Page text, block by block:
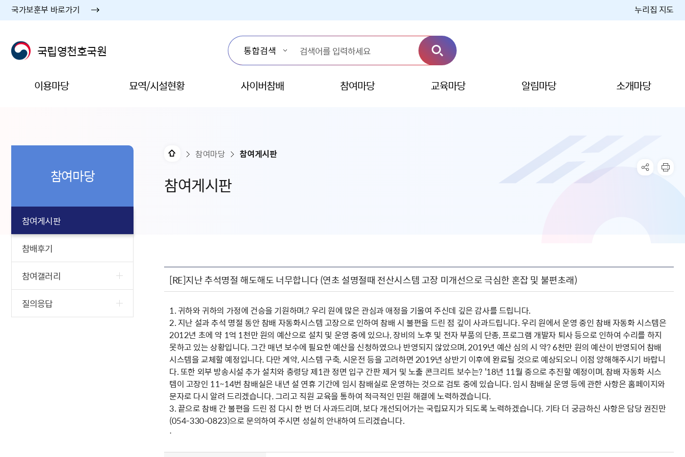
국가보훈부 바로가기 누리집 지도
국립영천호국원
이용마당 묘역/시설현황 사이버참배 참여마당 교육마당 알림마당 소개마당
참여게시판
참여마당 참여게시판
참여마당
참여게시판
참배후기
참여갤러리
질의응답
[RE]지난 추석명절 해도해도 너무합니다 (연초 설명절때 전산시스템 고장 미개선으로 극심한 혼잡 및 불편초래)
1. 귀하와 귀하의 가정에 건승을 기원하며,? 우리 원에 많은 관심과 애정을 기울여 주신데 깊은 감사를 드립니다.
2. 지난 설과 추석 명절 동안 참배 자동화시스템 고장으로 인하여 참배 시 불편을 드린 점 깊이 사과드립니다. 우리 원에서 운영 중인 참배 자동화 시스템은
2012년 초에 약 1억 1천만 원의 예산으로 설치 및 운영 중에 있으나, 장비의 노후 및 전자 부품의 단종, 프로그램 개발자 퇴사 등으로 인하여 수리를 하지
못하고 있는 상황입니다. 그간 매년 보수에 필요한 예산을 신청하였으나 반영되지 않았으며, 2019년 예산 심의 시 약? 6천만 원의 예산이 반영되어 참배
시스템을 교체할 예정입니다. 다만 계약, 시스템 구축, 시운전 등을 고려하면 2019년 상반기 이후에 완료될 것으로 예상되오니 이점 양해해주시기 바랍니
다. 또한 외부 방송시설 추가 설치와 충령당 제1관 정면 입구 간판 제거 및 노출 콘크리트 보수는? '18년 11월 중으로 추진할 예정이며, 참배 자동화 시스
템이 고장인 11~14번 참배실은 내년 설 연휴 기간에 임시 참배실로 운영하는 것으로 검토 중에 있습니다. 임시 참배실 운영 등에 관한 사항은 홈페이지와
문자로 다시 알려 드리겠습니다. 그리고 직원 교육을 통하여 적극적인 민원 해결에 노력하겠습니다.
3. 끝으로 참배 간 불편을 드린 점 다시 한 번 더 사과드리며, 보다 개선되어가는 국립묘지가 되도록 노력하겠습니다. 기타 더 궁금하신 사항은 담당 권진만
(054-330-0823)으로 문의하여 주시면 성실히 안내하여 드리겠습니다.
·